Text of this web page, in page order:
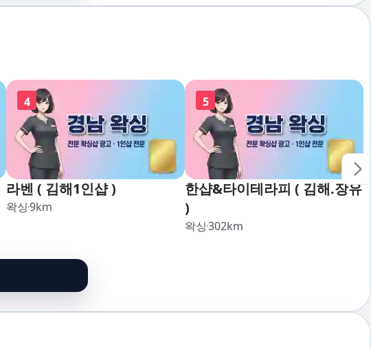
4
라벤 ( 김해1인샵 )
왁싱9km
5
한샵&타이테라피 ( 김해.장유
)
왁싱302km